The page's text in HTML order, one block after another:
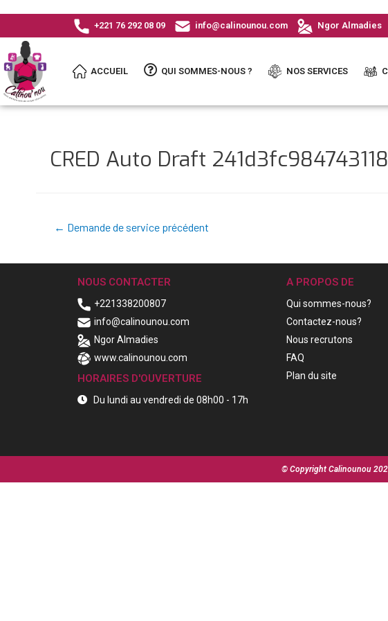
+221 76 292 08 09 info@calinounou.com Ngor Almadies
ACCUEIL QUI SOMMES-NOUS ? NOS SERVICES
CRED Auto Draft
← Demande de service précédent
NOUS CONTACTER
+221338200807
info@calinounou.com
Ngor Almadies
www.calinounou.com
HORAIRES D'OUVERTURE
Du lundi au vendredi de 08h00 - 17h
A PROPOS DE
Qui sommes-nous?
Contactez-nous?
Nous recrutons
FAQ
Plan du site
© Copyright Calinounou